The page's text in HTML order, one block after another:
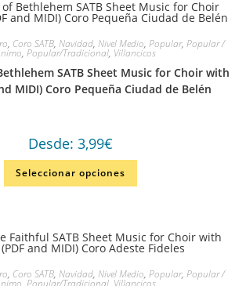
, Coro SATB, Navidad, Nivel Medio, Popular, Popular /
, Popular/Tradicional, Villancicos
SATB Sheet Music for Choir with
MIDI) Coro Pequeña Ciudad de Belén
Desde: 3,99€
Seleccionar opciones
, Coro SATB, Navidad, Nivel Medio, Popular, Popular /
, Popular/Tradicional, Villancicos